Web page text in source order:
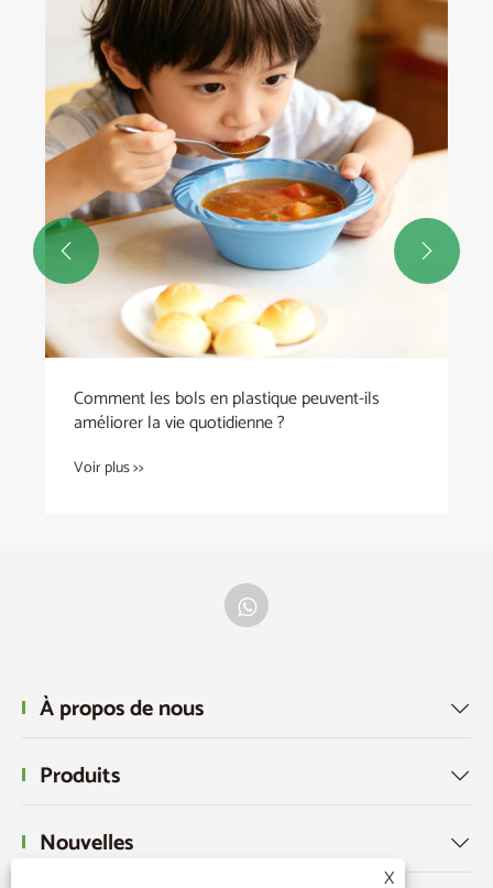
Comment les bols en plastique peuvent-ils
améliorer la vie quotidienne ?
Voir plus >>
 
À propos de nous 
Produits 
Nouvelles 
X